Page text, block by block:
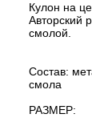
Кулон на
Авторский
смолой.
Состав:
смола
РАЗМЕР: